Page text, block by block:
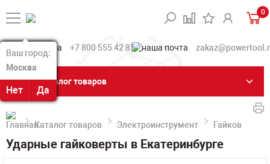
Ваш город:
Москва
Нет Да
Ваш город:
Москва
Нет Да
0
+7 800 555 42 85
Каталог товаров
Каталог товаров Электроинструмент Гайковерты
Ударные гайковерты в Екатеринбурге